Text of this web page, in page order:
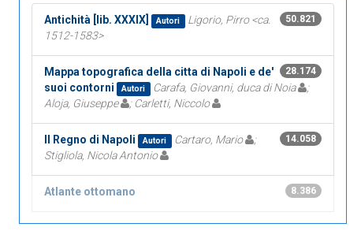
50.821
Antichità [lib. XXXIX] Autori
Ligorio, Pirro <ca.
1512-1583>
28.174
Mappa topografica della citta di Napoli e de'
suoi contorni
Autori Carafa, Giovanni, duca di Noia
;
Aloja, Giuseppe
; Carletti, Niccolo
14.058
Il Regno di Napoli Autori Cartaro, Mario
;
Stigliola, Nicola Antonio
8.386
Atlante ottomano